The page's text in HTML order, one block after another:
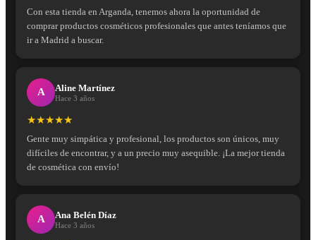
Con esta tienda en Arganda, tenemos ahora la oportunidad de
comprar productos cosméticos profesionales que antes teníamos que
ir a Madrid a buscar.
A Aline Martínez
Hace 3 años
★★★★★
Gente muy simpática y profesional, los productos son únicos, muy
difíciles de encontrar, y a un precio muy asequible. ¡La mejor tienda
de cosmética con envío!
A Ana Belén Díaz
Hace 3 años